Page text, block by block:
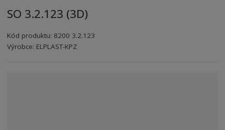
d
í
s
SO 3.2.123 (3D)
Kód produktu: 8200 3.2.123
Kód výrobce: 8595208614088
Kód dodavatele:8595208614088
Výrobce: ELPLAST-KPZ